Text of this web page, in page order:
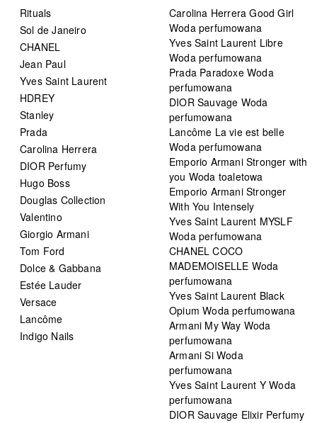
Rituals
Sol de Janeiro
CHANEL
Jean Paul
Yves Saint Laurent
HDREY
Stanley
Prada
Carolina Herrera
DIOR Perfumy
Hugo Boss
Douglas Collection
Valentino
Giorgio Armani
Tom Ford
Dolce & Gabbana
Estée Lauder
Versace
Lancôme
Indigo Nails
Carolina Herrera Good Girl
Woda perfumowana
Yves Saint Laurent Libre
Woda perfumowana
Prada Paradoxe Woda
perfumowana
DIOR Sauvage Woda
perfumowana
Lancôme La vie est belle
Woda perfumowana
Emporio Armani Stronger with
you Woda toaletowa
Emporio Armani Stronger
With You Intensely
Yves Saint Laurent MYSLF
Woda perfumowana
CHANEL COCO
MADEMOISELLE Woda
perfumowana
Yves Saint Laurent Black
Opium Woda perfumowana
Armani My Way Woda
perfumowana
Armani Si Woda
perfumowana
Yves Saint Laurent Y Woda
perfumowana
DIOR Sauvage Elixir Perfumy